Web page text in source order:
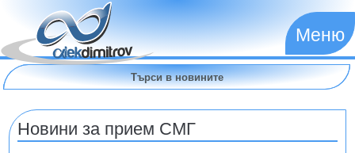
Меню
Новини за прием СМГ